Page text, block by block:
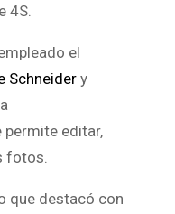
4S.
el
Schneidery
permite editar,
fotos.
que destacó con